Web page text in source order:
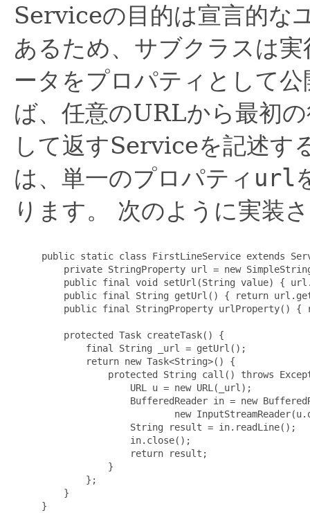
Serviceの目的は宣言的な
あるため、サブクラスは
ータをプロパティとして
ば、任意のURLから最初
して返すServiceを記述す
は、単一のプロパティ url
ります。
次のように実装
public static class FirstLineService extends
private StringProperty url = new
public final void setUrl(String value) {
public final String getUrl() { return
public final StringProperty urlProperty() {
         protected Task createTask() {
             final String _url = getUrl();
             return new Task<String>() {
protected String call() throws
                     URL u = new URL(_url);
BufferedReader in = new
new
                     String result = in.readLine();
                     in.close();
                     return result;
                 }
             };
         }
     }